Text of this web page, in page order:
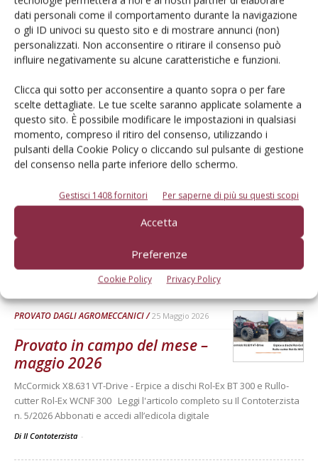
dati personali come il comportamento durante la navigazione
o gli ID univoci su questo sito e di mostrare annunci (non)
personalizzati. Non acconsentire o ritirare il consenso può
influire negativamente su alcune caratteristiche e funzioni.
Clicca qui sotto per acconsentire a quanto sopra o per fare
scelte dettagliate. Le tue scelte saranno applicate solamente a
questo sito. È possibile modificare le impostazioni in qualsiasi
momento, compreso il ritiro del consenso, utilizzando i
pulsanti della Cookie Policy o cliccando sul pulsante di gestione
del consenso nella parte inferiore dello schermo.
Gestisci 1408 fornitori Per saperne di più su questi scopi
Accetta
Preferenze
Cookie Policy Privacy Policy
Dalla stessa categoria
PROVATO DAGLI AGROMECCANICI 25 Maggio 2026
McCormick X8.631 VT-Drive
Verifica effettuata su una macchina con all’attivo 300 ore
Di Ottavio Repetti-
Erpice a dischi Rol-Ex BT 300 e
rullo-cutter Rol-Ex WCNF 300
Verifica effettuata su una macchina con all’attivo una stagione
Di Ottavio Repetti-
PROVATO DAGLI AGROMECCANICI 25 Maggio 2026
Provato in campo del mese –
maggio 2026
McCormick X8.631 VT-Drive - Erpice a dischi Rol-Ex BT 300 e Rullo-
cutter Rol-Ex WCNF 300 Leggi l'articolo completo su Il Contoterzista
n. 5/2026 Abbonati e accedi all’edicola digitale
Di Il Contoterzista -